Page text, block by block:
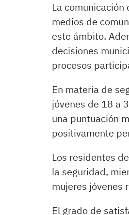
La
medios de
este ámbito.
decisiones
procesos
En materia de
jóvenes de 18 a
una puntuación
positivamente
Los residentes
la seguridad,
mujeres jóvenes
El grado de